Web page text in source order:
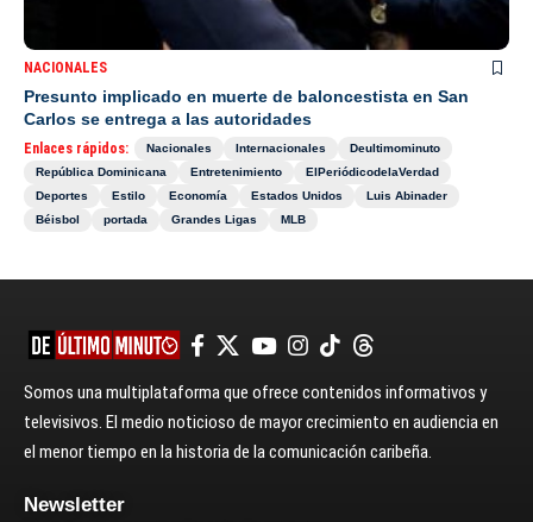
NACIONALES
Presunto implicado en muerte de baloncestista en San
Carlos se entrega a las autoridades
Enlaces rápidos: Nacionales Internacionales
Deultimominuto
República Dominicana
Entretenimiento
ElPeriódicodelaVerdad
Deportes
Estilo Economía Estados Unidos
Luis Abinader
Béisbol
portada Grandes Ligas MLB
Somos una multiplataforma que ofrece contenidos informativos y
televisivos. El medio noticioso de mayor crecimiento en audiencia en
el menor tiempo en la historia de la comunicación caribeña.
Newsletter